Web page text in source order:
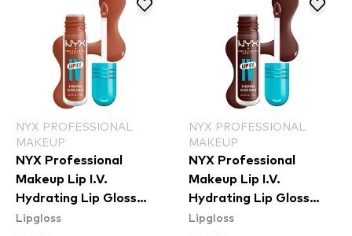
NYX PROFESSIONAL
MAKEUP
NYX Professional
Makeup Lip I.V.
Hydrating Lip Gloss
Stain - 01 Caramel Drip
Lipgloss
NYX PROFESSIONAL
MAKEUP
NYX Professional
Makeup Lip I.V.
Hydrating Lip Gloss
Stain - 05 Mocha Me
Lipgloss